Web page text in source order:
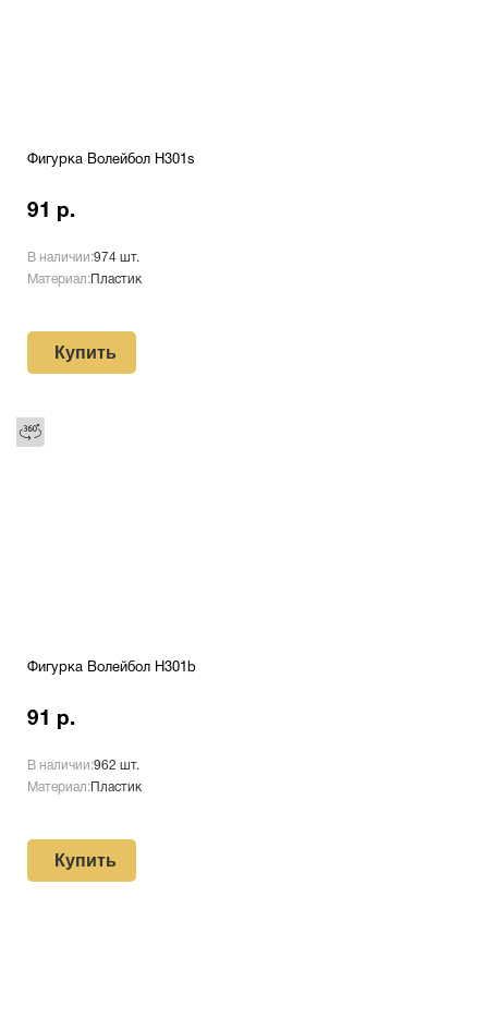
Фигурка Волейбол H301s
91 р.
В наличии:974 шт.
Материал: Пластик
Купить
Фигурка Волейбол H301b
91 р.
В наличии:962 шт.
Материал: Пластик
Купить